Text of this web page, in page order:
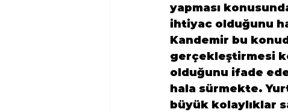
yapması
ihtiyac olduğunu
Kandemir bu
gerçekleştirmesi
olduğunu ifade
hala sürmekte.
büyük kolaylıklar